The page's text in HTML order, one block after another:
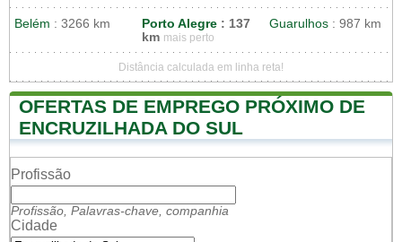
Belém : 3266 km Porto Alegre : 137
km mais perto
Guarulhos : 987 km
Distância calculada em linha reta!
OFERTAS DE EMPREGO PRÓXIMO DE
ENCRUZILHADA DO SUL
Profissão
Profissão, Palavras-chave, companhia
Cidade